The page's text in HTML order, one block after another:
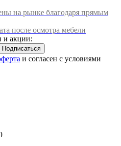
на рынке благодаря прямым
после осмотра мебели
и акции:
Подписаться
и согласен с условиями